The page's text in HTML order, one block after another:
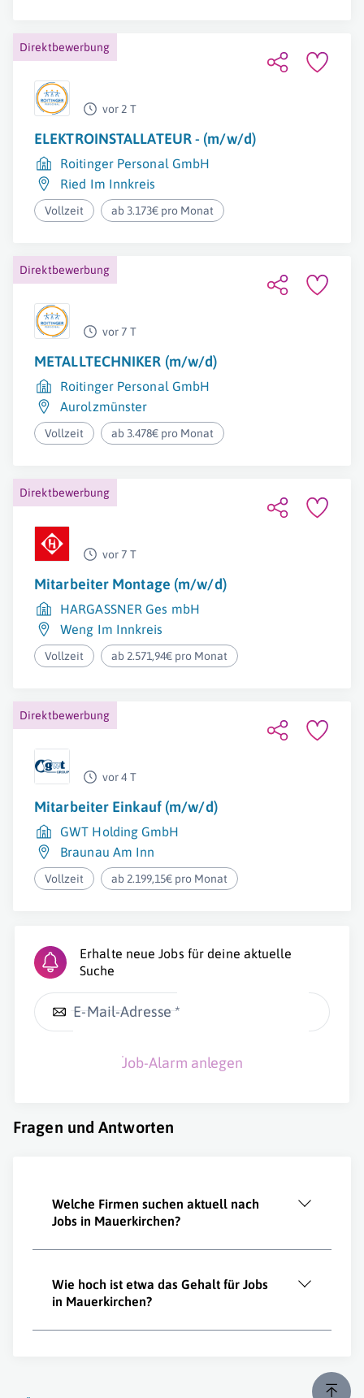
Direktbewerbung
vor 2 T
ELEKTROINSTALLATEUR - (m/w/d)
Roitinger Personal GmbH
Ried Im Innkreis
Vollzeit ab 3.173€ pro Monat
Direktbewerbung
vor 7 T
METALLTECHNIKER (m/w/d)
Roitinger Personal GmbH
Aurolzmünster
Vollzeit ab 3.478€ pro Monat
Direktbewerbung
vor 7 T
Mitarbeiter Montage (m/w/d)
HARGASSNER Ges mbH
Weng Im Innkreis
Vollzeit ab 2.571,94€ pro Monat
Direktbewerbung
vor 4 T
Mitarbeiter Einkauf (m/w/d)
GWT Holding GmbH
Braunau Am Inn
Vollzeit ab 2.199,15€ pro Monat
Erhalte neue Jobs für deine aktuelle
Suche
E-Mail-Adresse *
Job-Alarm anlegen
Fragen und Antworten
Welche Firmen suchen aktuell nach
Jobs in Mauerkirchen?
Wie hoch ist etwa das Gehalt für Jobs
in Mauerkirchen?